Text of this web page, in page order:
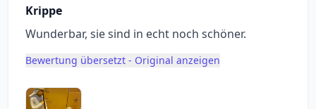
Krippe
Wunderbar, sie sind in echt noch schöner.
Bewertung übersetzt - Original anzeigen